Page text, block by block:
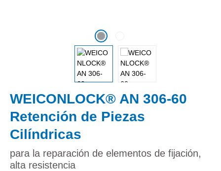
WEICONLOCK® AN 306-60
Retención de Piezas
Cilíndricas
para la reparación de elementos de fijación,
alta resistencia